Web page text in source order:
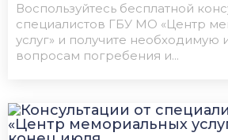
Воспользуйтесь бесплатной
специалистов ГБУ МО «Центр
услуг» и получите
вопросам погребения и...